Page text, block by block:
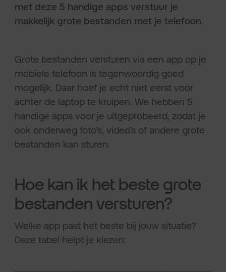
met deze 5 handige apps verstuur je
makkelijk grote bestanden met je telefoon.
Grote bestanden versturen via een app op je
mobiele telefoon is tegenwoordig goed
mogelijk. Daar hoef je echt niet eerst voor
achter de laptop te kruipen. We hebben 5
handige apps voor je uitgeprobeerd, zodat je
ook onderweg foto’s, video’s of andere grote
bestanden kan sturen.
Hoe kan ik het beste grote
bestanden versturen?
Welke app past het beste bij jouw situatie?
Deze tabel helpt je kiezen: